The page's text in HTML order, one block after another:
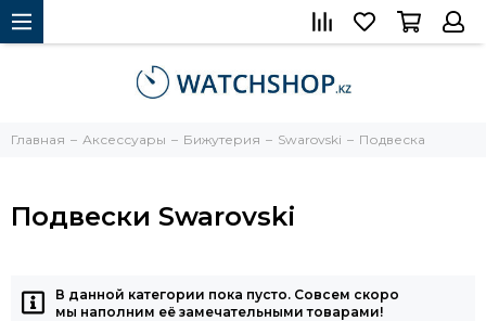
Главная Аксессуары Бижутерия Swarovski Подвеска
Подвески Swarovski
В данной категории пока пусто. Совсем скоро
мы наполним её замечательными товарами!